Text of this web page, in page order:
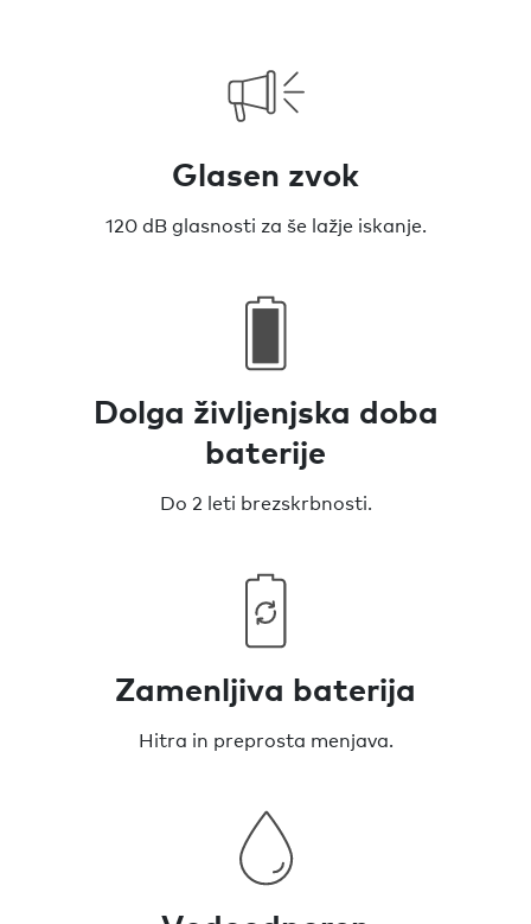
Glasen zvok
120 dB glasnosti za še lažje iskanje.
Dolga življenjska doba
baterije
Do 2 leti brezskrbnosti.
Zamenljiva baterija
Hitra in preprosta menjava.